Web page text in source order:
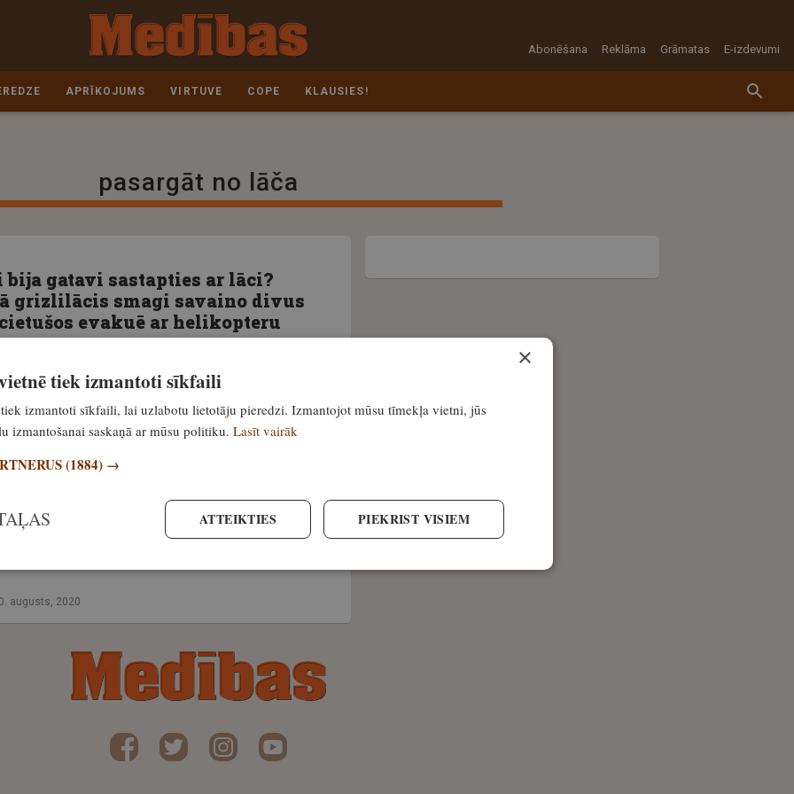
Abonēšana
Reklāma Grāmatas E-izdevumi
APRĪKOJUMS VIRTUVE COPE KLAUSIES!
pasargāt no lāča
gatavi sastapties ar lāci?
grizlilācis smagi savaino divus
evakuē ar helikopteru
pret lāčiem – piparu gāze!
uzbrukums liellopam. Kā
augusts, 2020
×
tiek izmantoti sīkfaili
izmantoti sīkfaili, lai uzlabotu lietotāju pieredzi. Izmantojot mūsu tīmekļa vietni, jūs
izmantošanai saskaņā ar mūsu politiku. Lasīt vairāk
(1884) →
PIEKRIST VISIEM
ATTEIKTIES